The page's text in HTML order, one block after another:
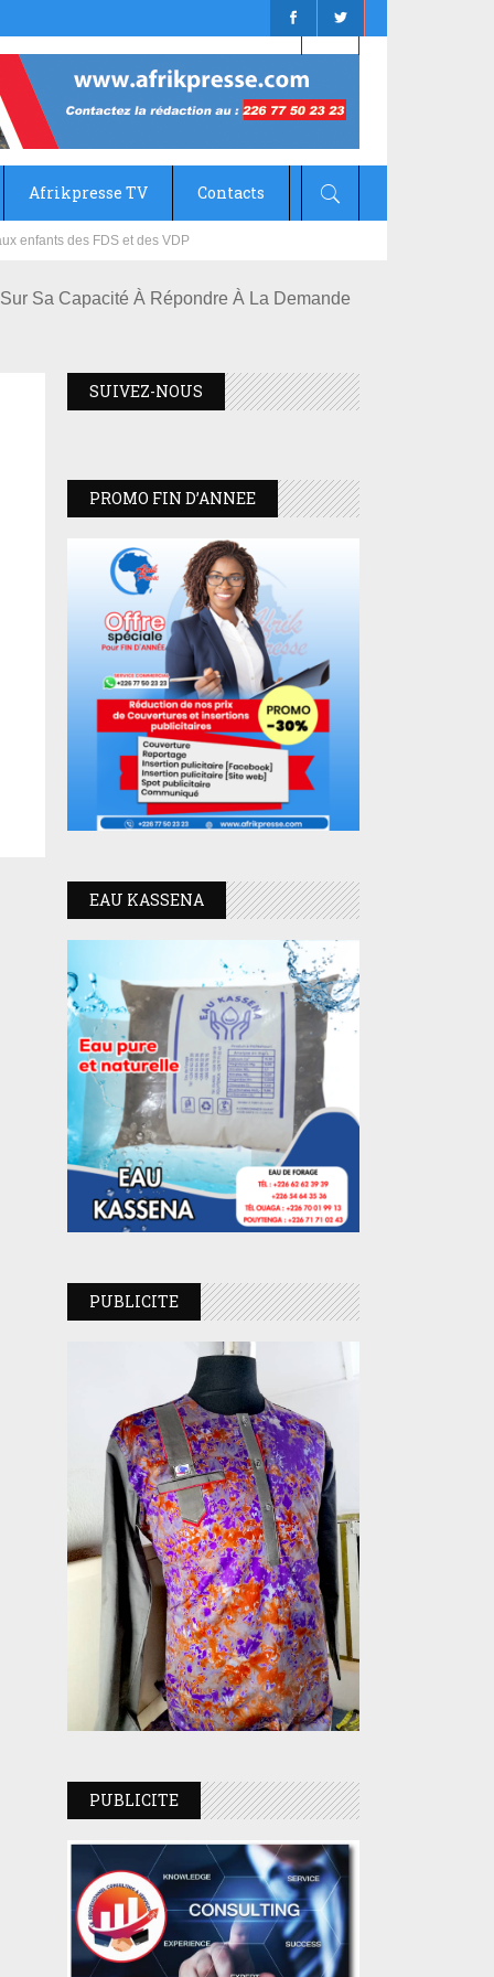
Afrikpresse TV Contacts
Sa Capacité À Répondre À La Demande
SUIVEZ-NOUS
PROMO FIN D’ANNEE
EAU KASSENA
PUBLICITE
PUBLICITE